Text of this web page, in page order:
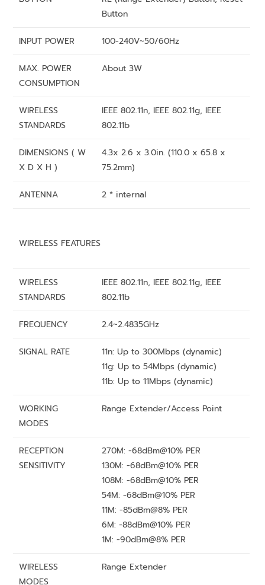
Button
INPUT POWER 100-240V~50/60Hz
MAX. POWER
CONSUMPTION
About 3W
WIRELESS
STANDARDS
IEEE 802.11n, IEEE 802.11g, IEEE
802.11b
DIMENSIONS ( W
X D X H )
4.3x 2.6 x 3.0in. (110.0 x 65.8 x
75.2mm)
ANTENNA 2 * internal
WIRELESS FEATURES
WIRELESS
STANDARDS
IEEE 802.11n, IEEE 802.11g, IEEE
802.11b
FREQUENCY 2.4~2.4835GHz
SIGNAL RATE
11n: Up to 300Mbps (dynamic)
11g: Up to 54Mbps (dynamic)
11b: Up to 11Mbps (dynamic)
WORKING
MODES
Range Extender/Access Point
RECEPTION
SENSITIVITY
270M: -68dBm@10% PER
130M: -68dBm@10% PER
108M: -68dBm@10% PER
54M: -68dBm@10% PER
11M: -85dBm@8% PER
6M: -88dBm@10% PER
1M: -90dBm@8% PER
WIRELESS
MODES
Range Extender